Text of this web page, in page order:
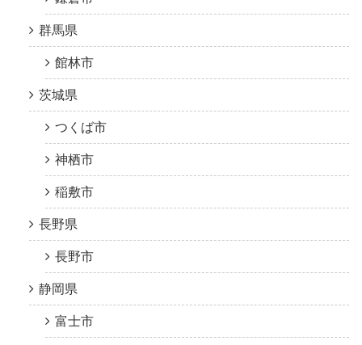
群馬県
館林市
茨城県
つくば市
神栖市
稲敷市
長野県
長野市
静岡県
富士市